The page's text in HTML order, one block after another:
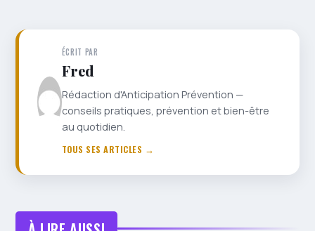
ÉCRIT PAR
Fred
Rédaction d'Anticipation Prévention —
conseils pratiques, prévention et bien-être
au quotidien.
TOUS SES ARTICLES →